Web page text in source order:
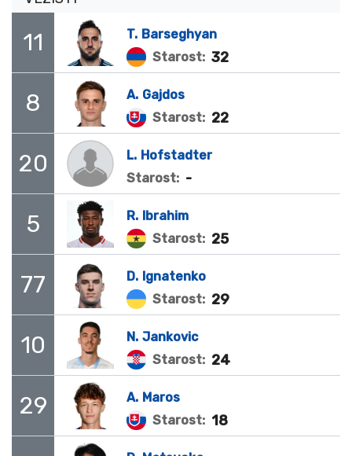
11 T. Barseghyan
Starost: 32
8 A. Gajdos
Starost: 22
20 L. Hofstadter
Starost: -
5 R. Ibrahim
Starost: 25
77 D. Ignatenko
Starost: 29
10 N. Jankovic
Starost: 24
29 A. Maros
Starost: 18